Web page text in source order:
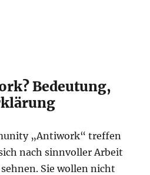
Bedeutung,
„Antiwork“ treffen
nach sinnvoller Arbeit
Sie wollen nicht